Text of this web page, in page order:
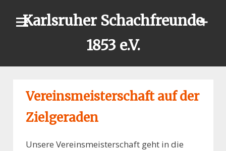
Karlsruher Schachfreunde
1853 e.V.
Vereinsmeisterschaft auf der
Zielgeraden
Unsere Vereinsmeisterschaft geht in die